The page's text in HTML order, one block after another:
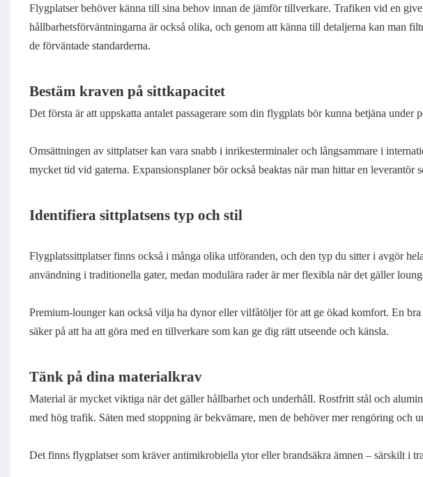
Flygplatser behöver känna till sina behov innan de jämför tillverkare. Trafiken vid en
hållbarhetsförväntningarna är också olika, och genom att känna till detaljerna kan man
de förväntade standarderna.
Bestäm kraven på sittkapacitet
Det första är att uppskatta antalet passagerare som din flygplats bör kunna betjäna under
Omsättningen av sittplatser kan vara snabb i inrikesterminaler och långsammare i
mycket tid vid gaterna. Expansionsplaner bör också beaktas när man hittar en leverantör
Identifiera sittplatsens typ och stil
Flygplatssittplatser finns också i många olika utföranden, och den typ du sitter i avgör
användning i traditionella gater, medan modulära rader är mer flexibla när det gäller
Premium-lounger kan också vilja ha dynor eller vilfåtöljer för att ge ökad komfort. En
säker på att ha att göra med en tillverkare som kan ge dig rätt utseende och känsla.
Tänk på dina materialkrav
Material är mycket viktiga när det gäller hållbarhet och underhåll. Rostfritt stål och
med hög trafik. Säten med stoppning är bekvämare, men de behöver mer rengöring och
Det finns flygplatser som kräver antimikrobiella ytor eller brandsäkra ämnen – särskilt i